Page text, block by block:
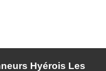
Hyérois Les